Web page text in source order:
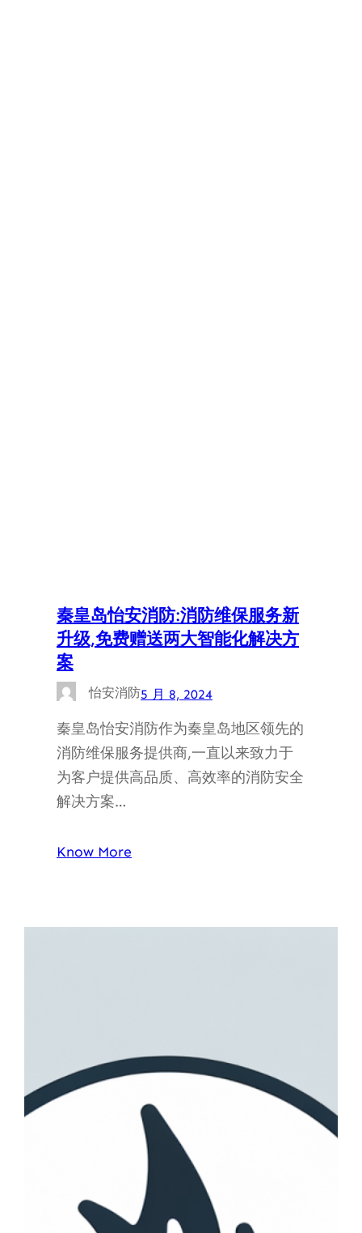
秦皇岛怡安消防:消防维保服务新
升级,免费赠送两大智能化解决方
案
怡安消防5 月 8, 2024
秦皇岛怡安消防作为秦皇岛地区领先的
消防维保服务提供商,一直以来致力于
为客户提供高品质、高效率的消防安全
解决方案…
Know More